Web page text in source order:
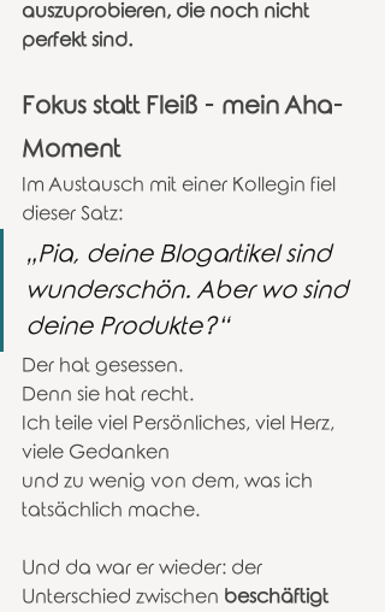
auszuprobieren, die noch nicht
perfekt sind.
Fokus statt Fleiß - mein Aha-
Moment
Im Austausch mit einer Kollegin fiel
dieser Satz:
„Pia, deine Blogartikel sind
wunderschön. Aber wo sind
deine Produkte?“
Der hat gesessen.
Denn sie hat recht.
Ich teile viel Persönliches, viel Herz,
viele Gedanken
und zu wenig von dem, was ich
tatsächlich mache.
Und da war er wieder: der
Unterschied zwischen beschäftigt